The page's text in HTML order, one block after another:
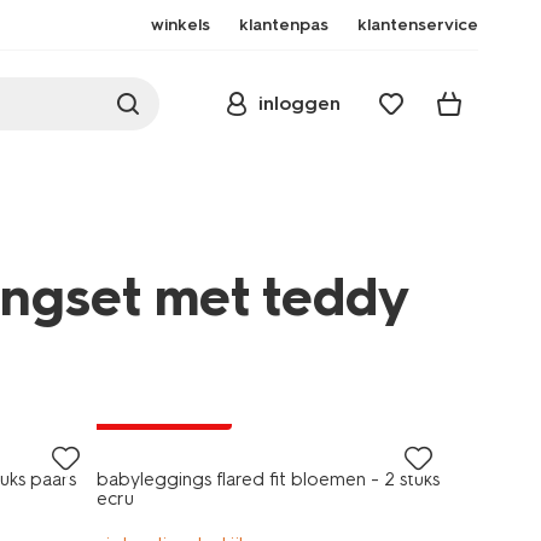
winkels klantenpas klantenservice
inloggen
met teddy
paars
babyleggings flared fit bloemen - 2 stuks
ecru